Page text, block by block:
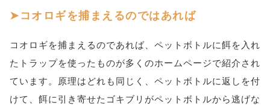
コオロギを捕まえるのではあれば
コオロギを捕まえるのであれば、ペットボトルに餌を入れ
たトラップを使ったものが多くのホームページで紹介され
ています。原理はどれも同じく、ペットボトルに返しを付
けて、餌に引き寄せたゴキブリがペットボトルから逃げな